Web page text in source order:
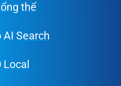
thể
AI Search
Local